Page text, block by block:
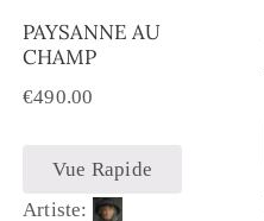
PAYSANNE AU
CHAMP
€490.00
Vue Rapide
Artiste: